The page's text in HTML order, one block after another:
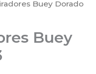
Buey Dorado
Buey